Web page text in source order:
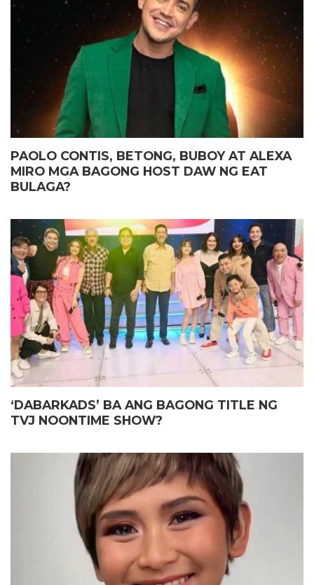
PAOLO CONTIS, BETONG, BUBOY AT ALEXA
MIRO MGA BAGONG HOST DAW NG EAT
BULAGA?
‘DABARKADS’ BA ANG BAGONG TITLE NG
TVJ NOONTIME SHOW?